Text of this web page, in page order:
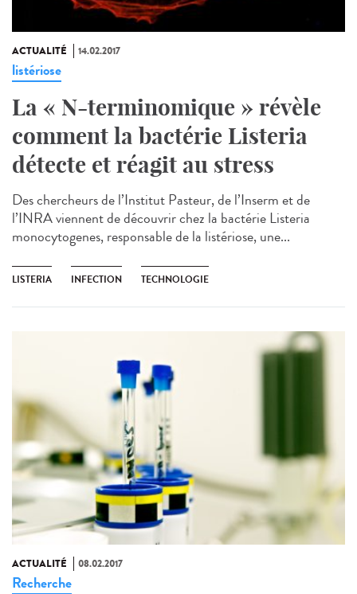
ACTUALITÉ 14.02.2017
listériose
La « N-terminomique » révèle
comment la bactérie Listeria
détecte et réagit au stress
Des chercheurs de l’Institut Pasteur, de l’Inserm et de
l’INRA viennent de découvrir chez la bactérie Listeria
monocytogenes, responsable de la listériose, une...
LISTERIA INFECTION TECHNOLOGIE
ACTUALITÉ 08.02.2017
Recherche